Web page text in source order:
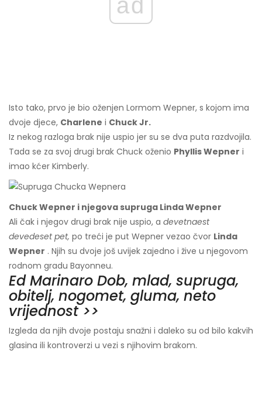
ad
Isto tako, prvo je bio oženjen Lormom Wepner, s kojom ima
dvoje djece, Charlene i Chuck Jr.
Iz nekog razloga brak nije uspio jer su se dva puta razdvojila.
Tada se za svoj drugi brak Chuck oženio Phyllis Wepner i
imao kćer Kimberly.
Chuck Wepner i njegova supruga Linda Wepner
Ali čak i njegov drugi brak nije uspio, a devetnaest
devedeset pet, po treći je put Wepner vezao čvor Linda
Wepner . Njih su dvoje još uvijek zajedno i žive u njegovom
rodnom gradu Bayonneu.
Ed Marinaro Dob, mlad, supruga,
obitelj, nogomet, gluma, neto
vrijednost >>
Izgleda da njih dvoje postaju snažni i daleko su od bilo kakvih
glasina ili kontroverzi u vezi s njihovim brakom.